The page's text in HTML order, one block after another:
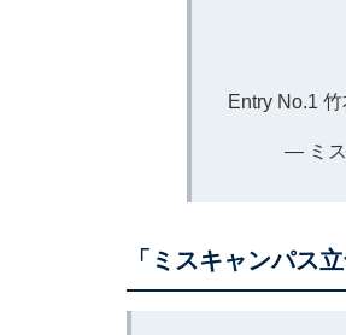
Entry No.1
— ミス
「ミスキャンパス